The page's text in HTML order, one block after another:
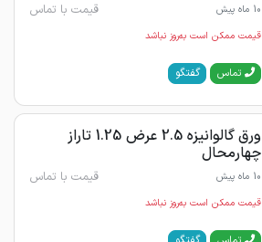
10 ماه پیش قیمت با تماس
قیمت ممکن است به‌روز نباشد
تماس گفتگو
ورق گالوانیزه 2.5 عرض 1.25 تاراز
چهارمحال
10 ماه پیش قیمت با تماس
قیمت ممکن است به‌روز نباشد